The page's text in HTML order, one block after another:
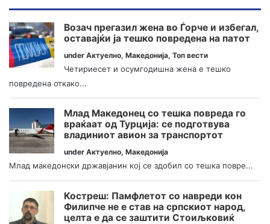
Возач прегазил жена во Ѓорче и избегал,
оставајќи ја тешко повредена на патот
under Актуелно, Македонија, Топ вести
Четириесет и осумгодишна жена е тешко
повредена откако...
Млад Македонец со тешка повреда го
враќаат од Турција: се подготвува
владиниот авион за транспортот
under Актуелно, Македонија
Млад македонски државјанин кој се здобил со тешка повре...
Костреш: Памфлетот со навреди кон
Филипче не е став на српскиот народ,
целта е да се заштити Стоиљковиќ